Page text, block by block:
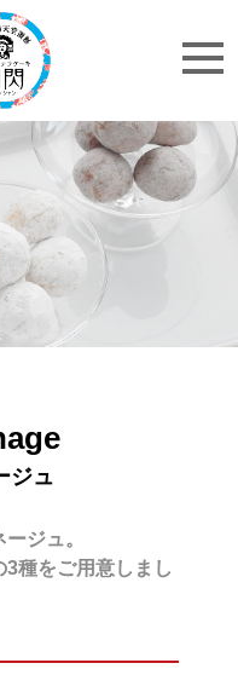
ジュ
ジュ。
種をご用意しまし